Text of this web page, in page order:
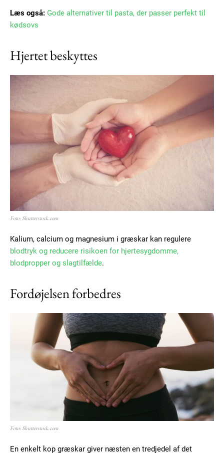
Læs også: Gode alternativer til pasta, der passer perfekt til
kødsovs
Hjertet beskyttes
Foto: Shutterstock.com
Kalium, calcium og magnesium i græskar kan regulere
blodtryk og reducere risikoen for hjertesygdomme,
blodpropper og slagtilfælde.
Fordøjelsen forbedres
Foto: Shutterstock.com
En enkelt kop græskar giver næsten en tredjedel af det